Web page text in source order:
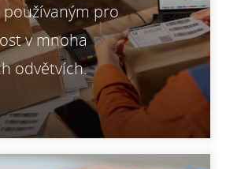
pro
v mnoha
odvětvích.